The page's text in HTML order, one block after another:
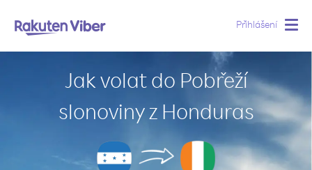
Přihlášení
Jak volat do Pobřeží
slonoviny z Honduras